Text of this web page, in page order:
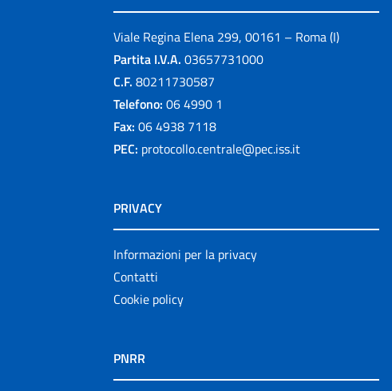
Viale Regina Elena 299, 00161 – Roma (I)
Partita I.V.A. 03657731000
C.F. 80211730587
Telefono: 06 4990 1
Fax: 06 4938 7118
PEC: protocollo.centrale@pec.iss.it
PRIVACY
Informazioni per la privacy
Contatti
Cookie policy
PNRR